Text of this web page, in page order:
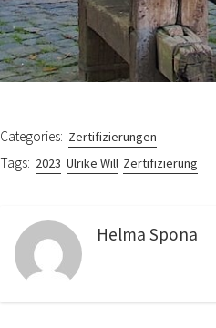
Categories: Zertifizierungen
Tags: 2023 Ulrike Will Zertifizierung
Helma Spona